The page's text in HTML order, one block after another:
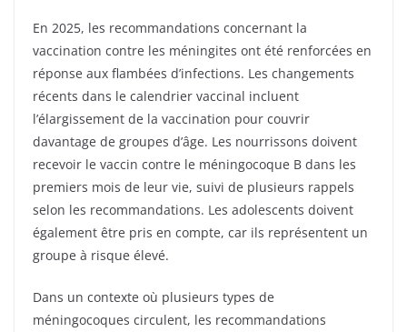
En 2025, les recommandations concernant la
vaccination contre les méningites ont été renforcées en
réponse aux flambées d’infections. Les changements
récents dans le calendrier vaccinal incluent
l’élargissement de la vaccination pour couvrir
davantage de groupes d’âge. Les nourrissons doivent
recevoir le vaccin contre le méningocoque B dans les
premiers mois de leur vie, suivi de plusieurs rappels
selon les recommandations. Les adolescents doivent
également être pris en compte, car ils représentent un
groupe à risque élevé.
Dans un contexte où plusieurs types de
méningocoques circulent, les recommandations